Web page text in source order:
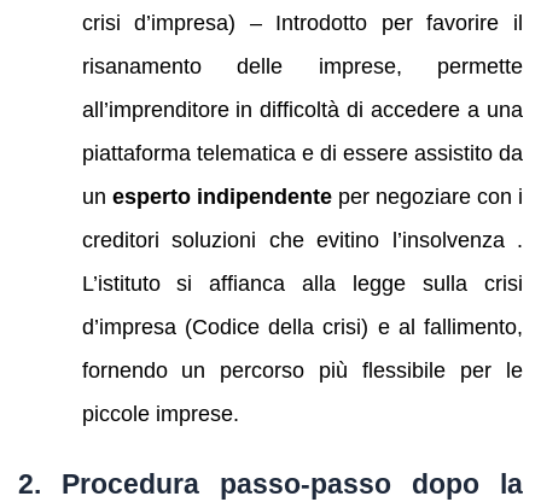
crisi d’impresa) – Introdotto per favorire il
risanamento delle imprese, permette
all’imprenditore in difficoltà di accedere a una
piattaforma telematica e di essere assistito da
un esperto indipendenteper negoziare con i
creditori soluzioni che evitino l’insolvenza .
L’istituto si affianca alla legge sulla crisi
d’impresa (Codice della crisi) e al fallimento,
fornendo un percorso più flessibile per le
piccole imprese.
2. Procedura passo‑passo dopo la